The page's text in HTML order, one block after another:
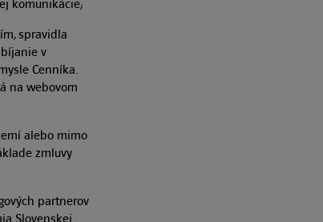
komunikácie;
spravidla
v
Cenníka.
na webovom
alebo mimo
zmluvy
partnerov
Slovenskej